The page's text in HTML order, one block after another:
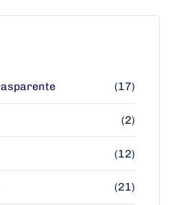
(17)
(2)
(12)
(21)